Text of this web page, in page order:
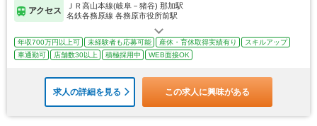
アクセス
ＪＲ高山本線(岐阜－猪谷) 那加駅
名鉄各務原線 各務原市役所前駅
年収700万円以上可 未経験者も応募可能 産休・育休取得実績有り
スキルアップ
車通勤可
店舗数30以上 積極採用中 WEB面接OK
求人の詳細を見る この求人に興味がある